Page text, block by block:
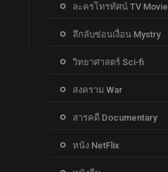
ละครโทรทัศน์ TV Movie
ลึกลับซ่อนเงื่อน Mystry
วิทยาศาสตร์ Sci-fi
สงคราม War
สารคดี Documentary
หนัง NetFlix